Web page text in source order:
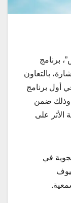
برنامج
بالتعاون
أول برنامج
وذلك ضمن
الأثر على
في